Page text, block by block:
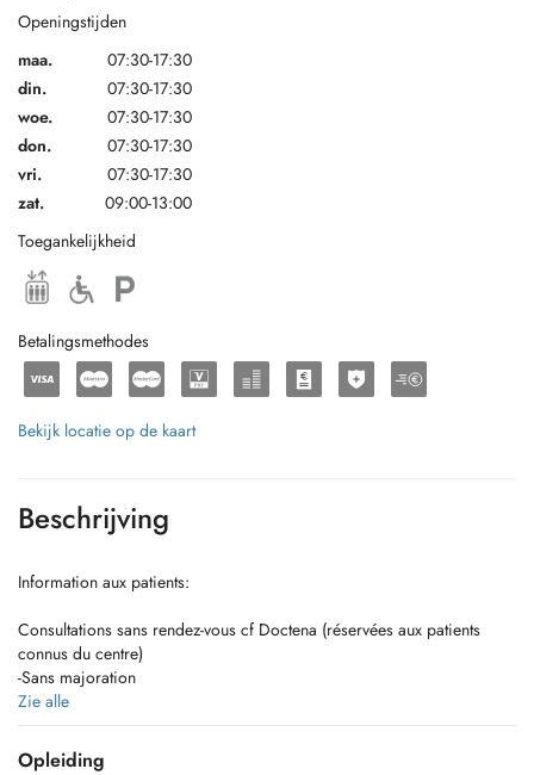
Openingstijden
maa.
07:30-17:30
din.
07:30-17:30
woe.
07:30-17:30
don.
07:30-17:30
vri.
07:30-17:30
zat.
09:00-13:00
Toegankelijkheid
Betalingsmethodes
Bekijk locatie op de kaart
Beschrijving
Information aux patients:
Consultations sans rendez-vous cf Doctena (réservées aux patients
connus du centre)
-Sans majoration
-Accès selon l'ordre d'arrivée
Consultation non garantie : dépend de l'affluence et des créneaux
disponibles.
Zie alle
Opleiding